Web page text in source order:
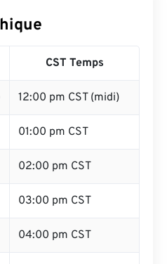
CST Temps
12:00 pm CST (midi)
01:00 pm CST
02:00 pm CST
03:00 pm CST
04:00 pm CST